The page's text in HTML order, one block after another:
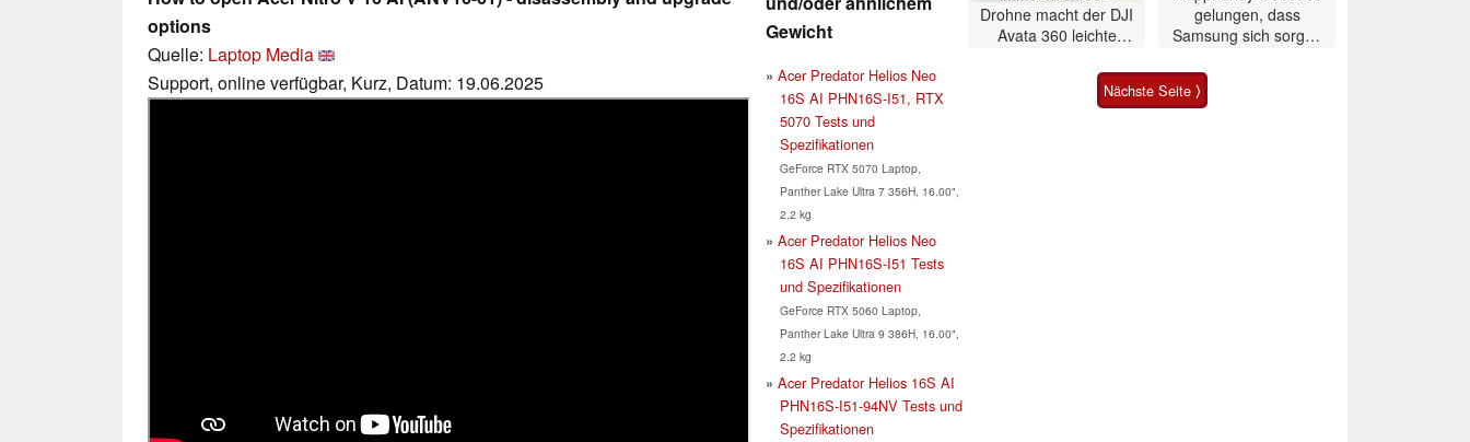
options
Quelle: Laptop Media
Support, online verfügbar, Kurz, Datum: 19.06.2025
Gewicht
Acer Predator Helios Neo
16S AI PHN16S-I51, RTX
5070 Tests und
Spezifikationen
GeForce RTX 5070 Laptop,
Panther Lake Ultra 7 356H, 16.00",
2.2 kg
Acer Predator Helios Neo
16S AI PHN16S-I51 Tests
und Spezifikationen
GeForce RTX 5060 Laptop,
Panther Lake Ultra 9 386H, 16.00",
2.2 kg
Acer Predator Helios 16S AI
PHN16S-I51-94NV Tests und
Spezifikationen
Drohne macht der DJI
Avata 360 leichte
gelungen, dass
Samsung sich sorgen
Smartphone im Test
Nächste Seite ⟩